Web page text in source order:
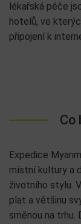
lékařská péče
hotelů, ve
připojení k
Co
Expedice
místní kultury a
životního stylu.
plat a většinu
směnou na